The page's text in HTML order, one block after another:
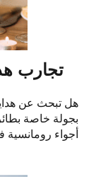
تجارب
هل تبحث عن
بجولة خاصة
أجواء رومانسية